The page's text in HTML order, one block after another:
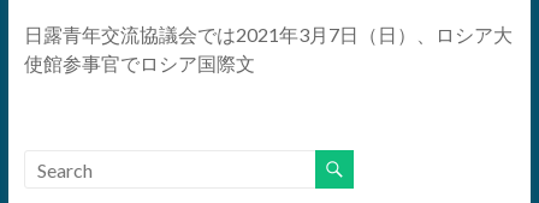
日露青年交流協議会では2021年3月7日（日）、ロシア大
使館参事官でロシア国際文